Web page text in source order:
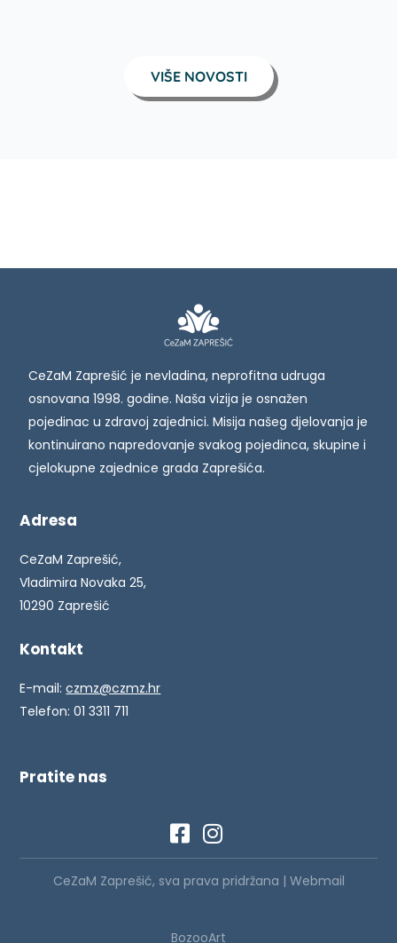
VIŠE NOVOSTI
CeZaM Zaprešić je nevladina, neprofitna udruga
osnovana 1998. godine. Naša vizija je osnažen
pojedinac u zdravoj zajednici. Misija našeg djelovanja je
kontinuirano napredovanje svakog pojedinca, skupine i
cjelokupne zajednice grada Zaprešića.
Adresa
CeZaM Zaprešić,
Vladimira Novaka 25,
10290 Zaprešić
Kontakt
E-mail:czmz@czmz.hr
Telefon: 01 3311 711
Pratite nas
CeZaM Zaprešić, sva prava pridržana | Webmail
BozooArt